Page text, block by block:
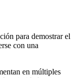
para demostrar el
con una
en múltiples